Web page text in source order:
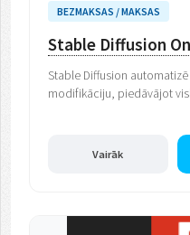
BEZMAKSAS / MAKSAS
Stable Diffusion
Stable Diffusion
modifikāciju, piedāvājot
Vairāk